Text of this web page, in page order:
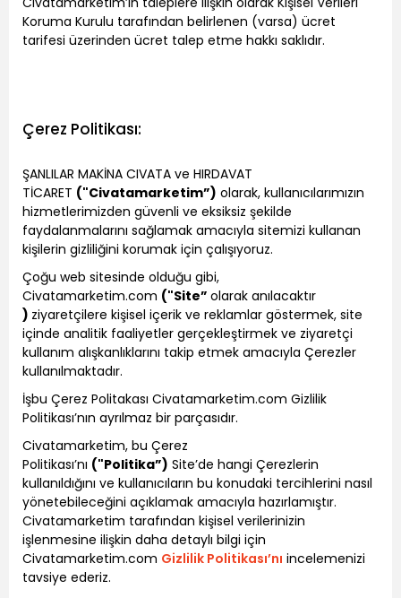
Koruma Kurulu tarafından belirlenen (varsa) ücret
tarifesi üzerinden ücret talep etme hakkı saklıdır.
Çerez Politikası:
ŞANLILAR MAKİNA CIVATA ve HIRDAVAT
TİCARET ("Civatamarketim”) olarak, kullanıcılarımızın
hizmetlerimizden güvenli ve eksiksiz şekilde
faydalanmalarını sağlamak amacıyla sitemizi kullanan
kişilerin gizliliğini korumak için çalışıyoruz.
Çoğu web sitesinde olduğu gibi,
Civatamarketim.com ("Site” olarak anılacaktır
) ziyaretçilere kişisel içerik ve reklamlar göstermek, site
içinde analitik faaliyetler gerçekleştirmek ve ziyaretçi
kullanım alışkanlıklarını takip etmek amacıyla Çerezler
kullanılmaktadır.
İşbu Çerez Politakası Civatamarketim.com Gizlilik
Politikası’nın ayrılmaz bir parçasıdır.
Civatamarketim, bu Çerez
Politikası’nı ("Politika”) Site’de hangi Çerezlerin
kullanıldığını ve kullanıcıların bu konudaki tercihlerini nasıl
yönetebileceğini açıklamak amacıyla hazırlamıştır.
Civatamarketim tarafından kişisel verilerinizin
işlenmesine ilişkin daha detaylı bilgi için
Civatamarketim.com Gizlilik Politikası’nı incelemenizi
tavsiye ederiz.